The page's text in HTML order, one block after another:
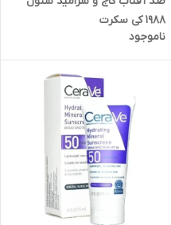
1988 کی سکرت
ناموجود